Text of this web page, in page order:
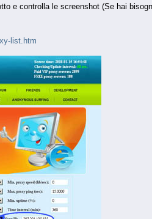
e controlla le screenshot (Se hai
list.htm